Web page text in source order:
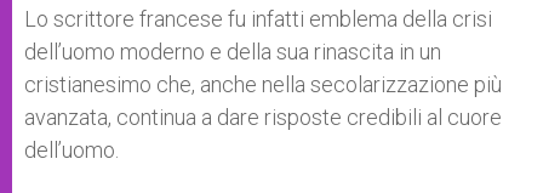
Lo scrittore francese fu infatti emblema della crisi
dell’uomo moderno e della sua rinascita in un
cristianesimo che, anche nella secolarizzazione più
avanzata, continua a dare risposte credibili al cuore
dell’uomo.